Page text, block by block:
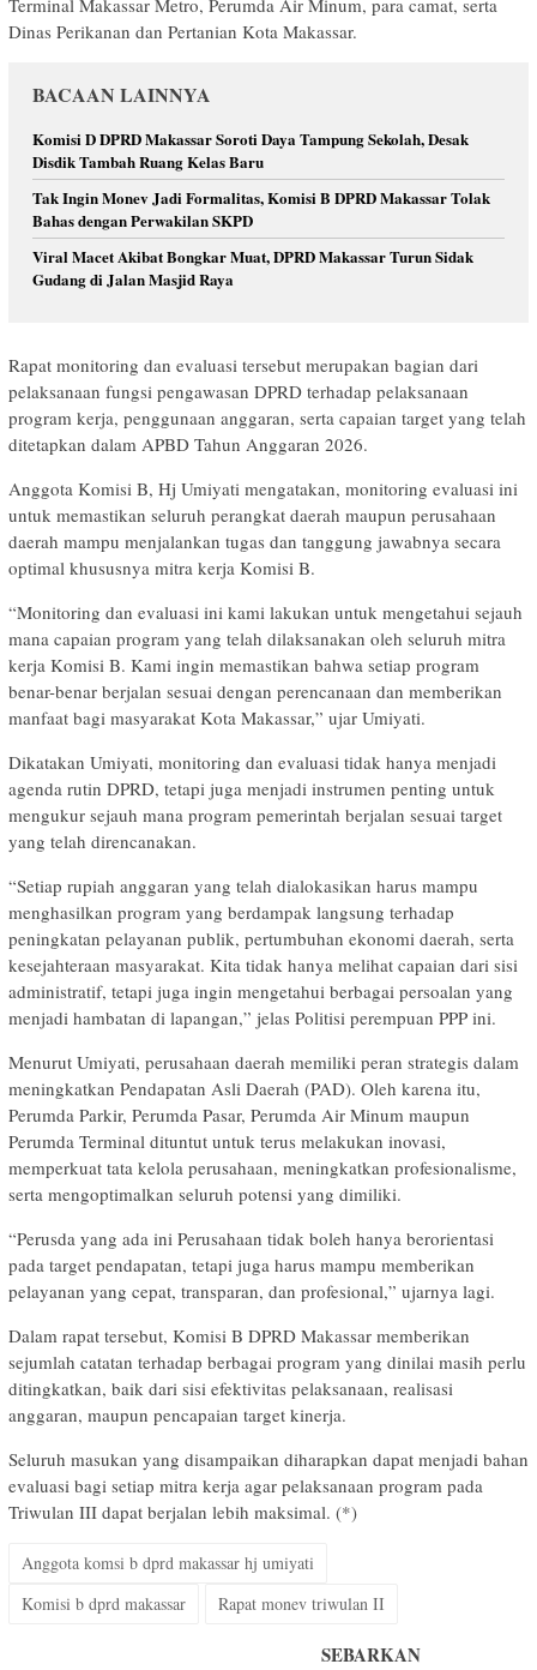
Terminal Makassar Metro, Perumda Air Minum, para camat, serta
Dinas Perikanan dan Pertanian Kota Makassar.
BACAAN LAINNYA
Komisi D DPRD Makassar Soroti Daya Tampung Sekolah, Desak
Disdik Tambah Ruang Kelas Baru
Tak Ingin Monev Jadi Formalitas, Komisi B DPRD Makassar Tolak
Bahas dengan Perwakilan SKPD
Viral Macet Akibat Bongkar Muat, DPRD Makassar Turun Sidak
Gudang di Jalan Masjid Raya
Rapat monitoring dan evaluasi tersebut merupakan bagian dari
pelaksanaan fungsi pengawasan DPRD terhadap pelaksanaan
program kerja, penggunaan anggaran, serta capaian target yang telah
ditetapkan dalam APBD Tahun Anggaran 2026.
Anggota Komisi B, Hj Umiyati mengatakan, monitoring evaluasi ini
untuk memastikan seluruh perangkat daerah maupun perusahaan
daerah mampu menjalankan tugas dan tanggung jawabnya secara
optimal khususnya mitra kerja Komisi B.
“Monitoring dan evaluasi ini kami lakukan untuk mengetahui sejauh
mana capaian program yang telah dilaksanakan oleh seluruh mitra
kerja Komisi B. Kami ingin memastikan bahwa setiap program
benar-benar berjalan sesuai dengan perencanaan dan memberikan
manfaat bagi masyarakat Kota Makassar,” ujar Umiyati.
Dikatakan Umiyati, monitoring dan evaluasi tidak hanya menjadi
agenda rutin DPRD, tetapi juga menjadi instrumen penting untuk
mengukur sejauh mana program pemerintah berjalan sesuai target
yang telah direncanakan.
“Setiap rupiah anggaran yang telah dialokasikan harus mampu
menghasilkan program yang berdampak langsung terhadap
peningkatan pelayanan publik, pertumbuhan ekonomi daerah, serta
kesejahteraan masyarakat. Kita tidak hanya melihat capaian dari sisi
administratif, tetapi juga ingin mengetahui berbagai persoalan yang
menjadi hambatan di lapangan,” jelas Politisi perempuan PPP ini.
Menurut Umiyati, perusahaan daerah memiliki peran strategis dalam
meningkatkan Pendapatan Asli Daerah (PAD). Oleh karena itu,
Perumda Parkir, Perumda Pasar, Perumda Air Minum maupun
Perumda Terminal dituntut untuk terus melakukan inovasi,
memperkuat tata kelola perusahaan, meningkatkan profesionalisme,
serta mengoptimalkan seluruh potensi yang dimiliki.
“Perusda yang ada ini Perusahaan tidak boleh hanya berorientasi
pada target pendapatan, tetapi juga harus mampu memberikan
pelayanan yang cepat, transparan, dan profesional,” ujarnya lagi.
Dalam rapat tersebut, Komisi B DPRD Makassar memberikan
sejumlah catatan terhadap berbagai program yang dinilai masih perlu
ditingkatkan, baik dari sisi efektivitas pelaksanaan, realisasi
anggaran, maupun pencapaian target kinerja.
Seluruh masukan yang disampaikan diharapkan dapat menjadi bahan
evaluasi bagi setiap mitra kerja agar pelaksanaan program pada
Triwulan III dapat berjalan lebih maksimal. (*)
Anggota komsi b dprd makassar hj umiyati
Komisi b dprd makassar
Rapat monev triwulan II
SEBARKAN